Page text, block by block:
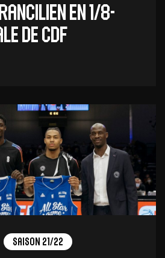
EN 1/8-
DE CDF
Saison 21/22